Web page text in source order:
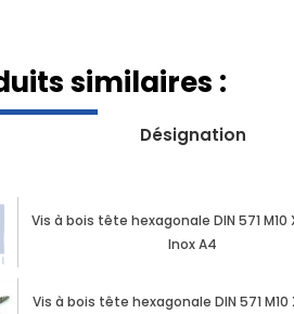
similaires :
Désignation
Vis à bois tête hexagonale DIN 571 M10
Inox A4
Vis à bois tête hexagonale DIN 571 M10